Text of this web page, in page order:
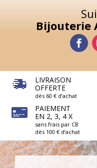
Bijouterie
LIVRAISON
OFFERTE
dès 60 € d’achat
PAIEMENT
EN 2, 3, 4 X
sans frais par CB
dès 100 € d’achat